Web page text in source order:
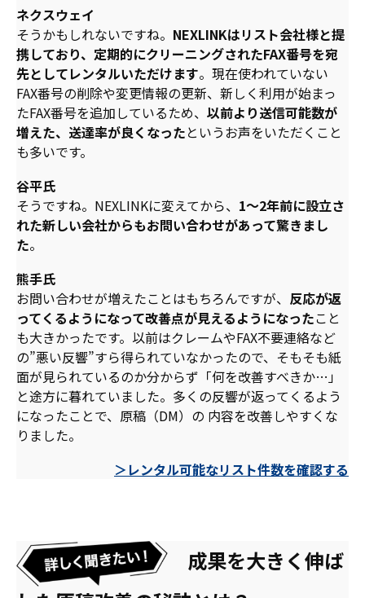
ネクスウェイ
そうかもしれないですね。 NEXLINKはリスト会社様と提
携しており、定期的にクリーニングされたFAX番号を宛
先としてレンタルいただけます。現在使われていない
FAX番号の削除や変更情報の更新、新しく利用が始まっ
たFAX番号を追加しているため、 以前より送信可能数が
増えた、送達率が良くなったというお声をいただくこと
も多いです。
谷平氏
そうですね。NEXLINKに変えてから、 1～2年前に設立さ
れた新しい会社からもお問い合わせがあって驚きまし
た。
熊手氏
お問い合わせが増えたことはもちろんですが、 反応が返
ってくるようになって改善点が見えるようになったこと
も大きかったです。以前はクレームやFAX不要連絡など
の”悪い反響”すら得られていなかったので、そもそも紙
面が見られているのか分からず「何を改善すべきか…」
と途方に暮れていました。多くの反響が返ってくるよう
になったことで、原稿（DM）の 内容を改善しやすくな
りました。
＞レンタル可能なリスト件数を確認する
成果を大きく伸ば